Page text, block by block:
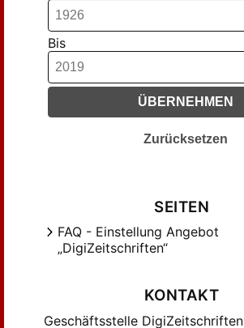
Bis
ÜBERNEHMEN
Zurücksetzen
SEITEN
FAQ - Einstellung Angebot
„DigiZeitschriften“
KONTAKT
Geschäftsstelle DigiZeitschriften